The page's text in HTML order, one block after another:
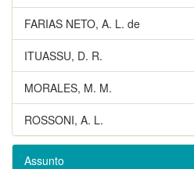
FARIAS NETO, A. L. de
ITUASSU, D. R.
MORALES, M. M.
ROSSONI, A. L.
Assunto